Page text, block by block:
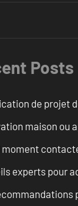
Posts
de projet
maison ou
moment
experts pour